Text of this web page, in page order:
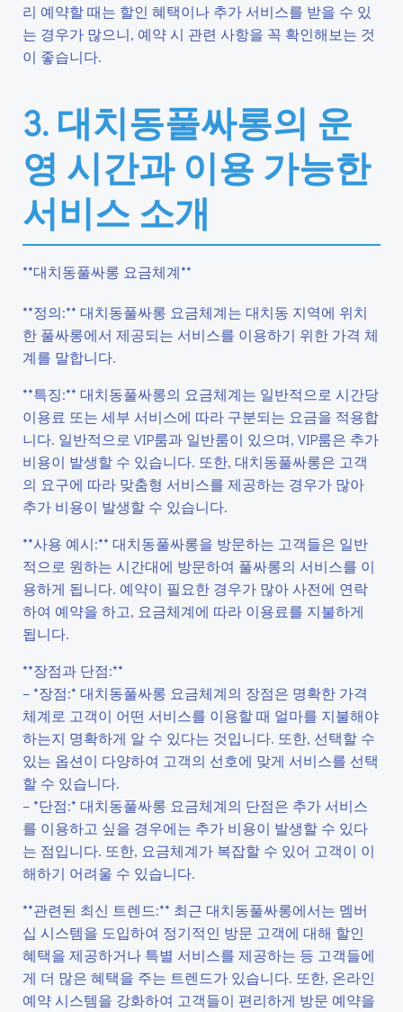
리 예약할 때는 할인 혜택이나 추가 서비스를 받을 수 있
는 경우가 많으니, 예약 시 관련 사항을 꼭 확인해보는 것
이 좋습니다.
3. 대치동풀싸롱의 운
영 시간과 이용 가능한
서비스 소개
**대치동풀싸롱 요금체계**
**정의:** 대치동풀싸롱 요금체계는 대치동 지역에 위치
한 풀싸롱에서 제공되는 서비스를 이용하기 위한 가격 체
계를 말합니다.
**특징:** 대치동풀싸롱의 요금체계는 일반적으로 시간당
이용료 또는 세부 서비스에 따라 구분되는 요금을 적용합
니다. 일반적으로 VIP룸과 일반룸이 있으며, VIP룸은 추가
비용이 발생할 수 있습니다. 또한, 대치동풀싸롱은 고객
의 요구에 따라 맞춤형 서비스를 제공하는 경우가 많아
추가 비용이 발생할 수 있습니다.
**사용 예시:** 대치동풀싸롱을 방문하는 고객들은 일반
적으로 원하는 시간대에 방문하여 풀싸롱의 서비스를 이
용하게 됩니다. 예약이 필요한 경우가 많아 사전에 연락
하여 예약을 하고, 요금체계에 따라 이용료를 지불하게
됩니다.
**장점과 단점:**
– *장점:* 대치동풀싸롱 요금체계의 장점은 명확한 가격
체계로 고객이 어떤 서비스를 이용할 때 얼마를 지불해야
하는지 명확하게 알 수 있다는 것입니다. 또한, 선택할 수
있는 옵션이 다양하여 고객의 선호에 맞게 서비스를 선택
할 수 있습니다.
– *단점:* 대치동풀싸롱 요금체계의 단점은 추가 서비스
를 이용하고 싶을 경우에는 추가 비용이 발생할 수 있다
는 점입니다. 또한, 요금체계가 복잡할 수 있어 고객이 이
해하기 어려울 수 있습니다.
**관련된 최신 트렌드:** 최근 대치동풀싸롱에서는 멤버
십 시스템을 도입하여 정기적인 방문 고객에 대해 할인
혜택을 제공하거나 특별 서비스를 제공하는 등 고객들에
게 더 많은 혜택을 주는 트렌드가 있습니다. 또한, 온라인
예약 시스템을 강화하여 고객들이 편리하게 방문 예약을